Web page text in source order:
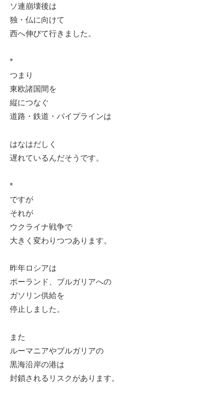
ソ連崩壊後は
独・仏に向けて
西へ伸びて行きました。
*
つまり
東欧諸国間を
縦につなぐ
道路・鉄道・パイプラインは
はなはだしく
遅れているんだそうです。
*
ですが
それが
ウクライナ戦争で
大きく変わりつつあります。
昨年ロシアは
ポーランド、ブルガリアへの
ガソリン供給を
停止しました。
また
ルーマニアやブルガリアの
黒海沿岸の港は
封鎖されるリスクがあります。